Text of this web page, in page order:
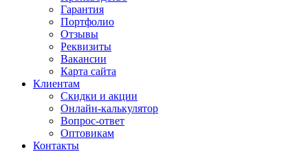
Гарантия
Портфолио
Отзывы
Реквизиты
Вакансии
Карта сайта
Клиентам
Скидки и акции
Онлайн-калькулятор
Вопрос-ответ
Оптовикам
Контакты